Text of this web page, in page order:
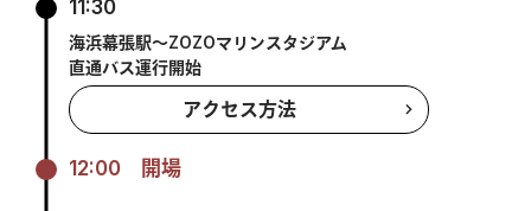
11:30
海浜幕張駅～ZOZOマリンスタジアム
直通バス運行開始
アクセス方法
12:00 開場